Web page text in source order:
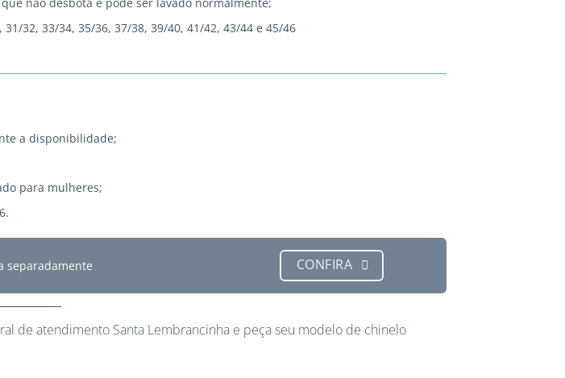
32, 33/34, 35/36, 37/38, 39/40, 41/42, 43/44 e 45/46
a disponibilidade;
para mulheres;
separadamente CONFIRA
de atendimento Santa Lembrancinha e peça seu modelo de chinelo